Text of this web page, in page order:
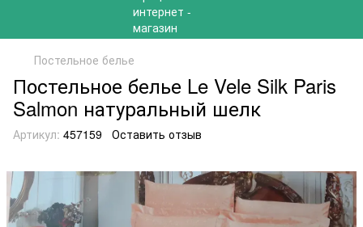
Постельное белье
Постельное белье Le Vele Silk Paris
Salmon натуральный шелк
Артикул: 457159 Оставить отзыв